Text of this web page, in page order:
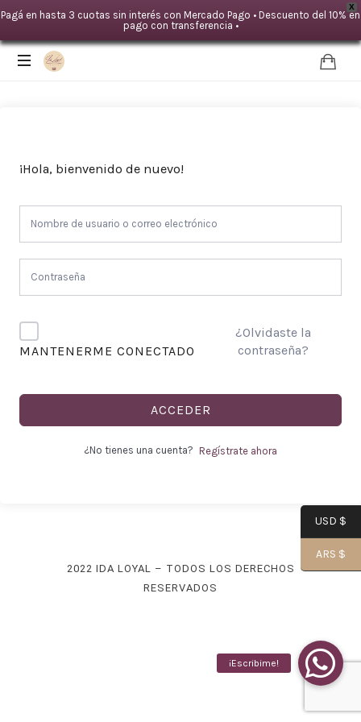
X
Pagá en hasta 3 cuotas sin interés con Mercado Pago • Descuento del 10% en
pago con transferencia •
IDA
-
-
¡Hola, bienvenido de nuevo!
MANTENERME CONECTADO
¿Olvidaste la
contraseña?
ACCEDER
¿No tienes una cuenta? Regístrate ahora
2022 IDA LOYAL – TODOS LOS DERECHOS
RESERVADOS
USD $
ARS $